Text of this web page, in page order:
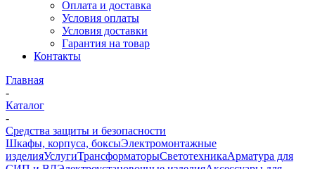
Оплата и доставка
Условия оплаты
Условия доставки
Гарантия на товар
Контакты
Главная
-
Каталог
-
Средства защиты и безопасности
Шкафы, корпуса, боксыЭлектромонтажные
изделияУслугиТрансформаторыСветотехникаАрматура для